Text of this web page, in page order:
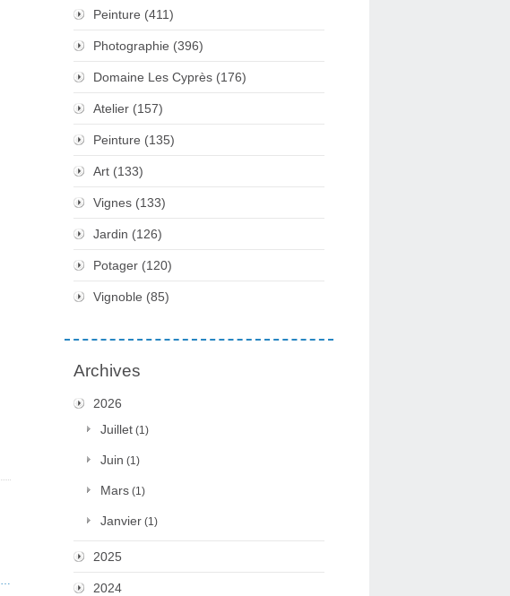
…
Peinture (411)
Photographie (396)
Domaine Les Cyprès (176)
Atelier (157)
Peinture (135)
Art (133)
Vignes (133)
Jardin (126)
Potager (120)
Vignoble (85)
Archives
2026
Juillet (1)
Juin (1)
Mars (1)
Janvier (1)
2025
2024